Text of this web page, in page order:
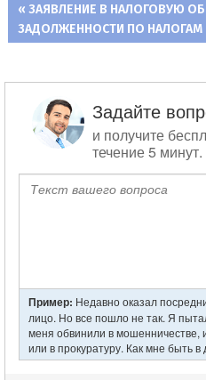
Навигация
записям
ПРЕДЫДУЩАЯ
ЗАПИСЬ:
ЗАЯВЛЕНИЕ В НАЛОГОВУЮ
ЗАДОЛЖЕННОСТИ ПО НАЛОГАМ